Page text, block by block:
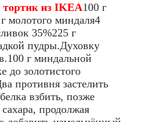
из IKEA100 г
молотого миндаля4
35%225 г
пудры.Духовку
г миндальной
до золотистого
противня застелить
взбить, позже
продолжая